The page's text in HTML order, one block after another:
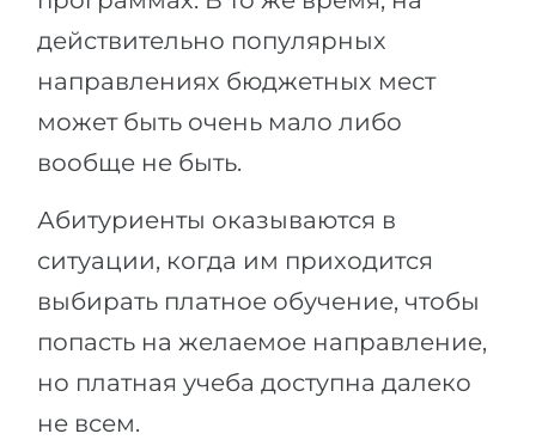
действительно популярных
направлениях бюджетных мест
может быть очень мало либо
вообще не быть.
Абитуриенты оказываются в
ситуации, когда им приходится
выбирать платное обучение, чтобы
попасть на желаемое направление,
но платная учеба доступна далеко
не всем.